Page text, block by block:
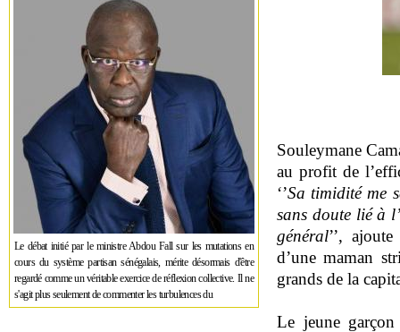
Le débat initié par le ministre Abdou Fall sur les mutations en
cours du système partisan sénégalais, mérite désormais d'être
regardé comme un véritable exercice de réflexion collective. Il ne
s'agit plus seulement de commenter les turbulences du
Souleymane
au profit de
‘’Sa timidité me
sans doute lié à
général’’,
d’une maman
grands de la
Le jeune